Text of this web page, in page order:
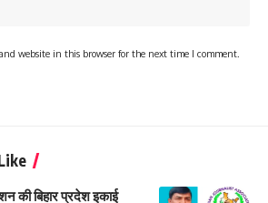
website in this browser for the next time I comment.
की बिहार प्रदेश इकाई